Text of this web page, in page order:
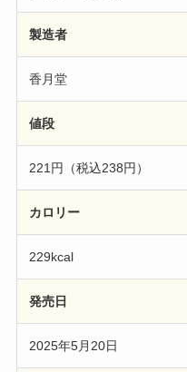
製造者
香月堂
値段
221円（税込238円）
カロリー
229kcal
発売日
2025年5月20日